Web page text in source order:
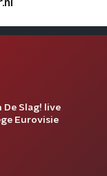
De Slag! live
Eurovisie